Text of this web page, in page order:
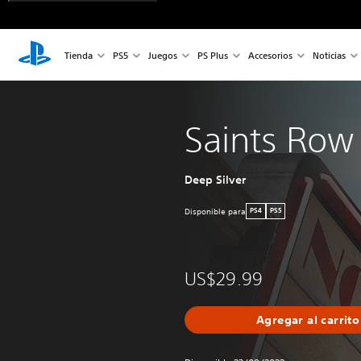
Tienda PS5 Juegos PS Plus Accesorios Noticias
Saints Row
Deep Silver
Disponible para PS4 PS5
US$29.99
Agregar al carrito